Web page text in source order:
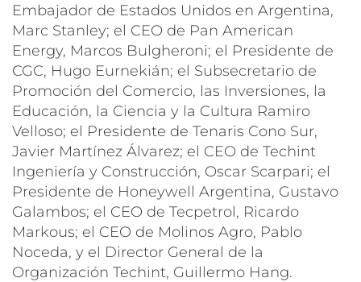
Embajador de Estados Unidos en Argentina,
Marc Stanley; el CEO de Pan American
Energy, Marcos Bulgheroni; el Presidente de
CGC, Hugo Eurnekián; el Subsecretario de
Promoción del Comercio, las Inversiones, la
Educación, la Ciencia y la Cultura Ramiro
Velloso; el Presidente de Tenaris Cono Sur,
Javier Martínez Álvarez; el CEO de Techint
Ingeniería y Construcción, Oscar Scarpari; el
Presidente de Honeywell Argentina, Gustavo
Galambos; el CEO de Tecpetrol, Ricardo
Markous; el CEO de Molinos Agro, Pablo
Noceda, y el Director General de la
Organización Techint, Guillermo Hang.